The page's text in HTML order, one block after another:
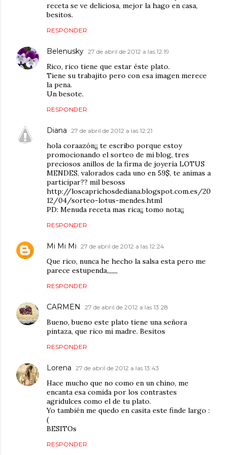
receta se ve deliciosa, mejor la hago en casa,
besitos.
RESPONDER
Belenusky 27 de abril de 2012 a las 12:19
Rico, rico tiene que estar éste plato.
Tiene su trabajito pero con esa imagen merece
la pena.
Un besote.
RESPONDER
Diana 27 de abril de 2012 a las 12:21
hola coraazón¡¡ te escribo porque estoy
promocionando el sorteo de mi blog, tres
preciosos anillos de la firma de joyería LOTUS
MENDES, valorados cada uno en 59$, te animas a
participar?? mil besoss
http://loscaprichosdediana.blogspot.com.es/20
12/04/sorteo-lotus-mendes.html
PD: Menuda receta mas rica¡¡ tomo nota¡¡
RESPONDER
Mi Mi Mi 27 de abril de 2012 a las 12:24
Que rico, nunca he hecho la salsa esta pero me
parece estupenda,,,,,,,
RESPONDER
CARMEN 27 de abril de 2012 a las 13:28
Bueno, bueno este plato tiene una señora
pintaza, que rico mi madre. Besitos
RESPONDER
Lorena 27 de abril de 2012 a las 13:43
Hace mucho que no como en un chino, me
encanta esa comida por los contrastes
agridulces como el de tu plato.
Yo también me quedo en casita este finde largo :
(
BESITOs
RESPONDER